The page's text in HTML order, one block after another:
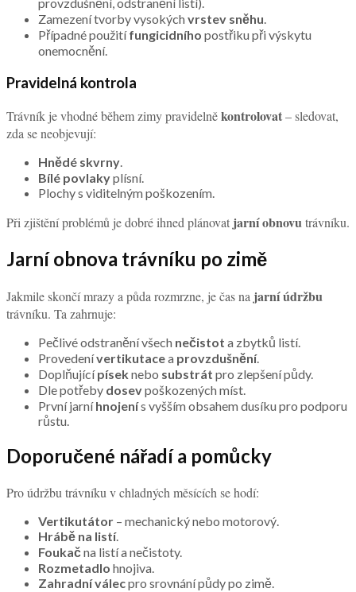
Zamezení tvorby vysokých vrstev sněhu.
Případné použitífungicidního postřiku při výskytu
onemocnění.
Pravidelná kontrola
Trávník je vhodné během zimy pravidelněkontrolovat– sledovat,
zda se neobjevují:
Hnědé skvrny
Bílé povlakyplísní.
Plochy s viditelným poškozením.
Při zjištění problémů je dobré ihned plánovat jarní obnovutrávníku.
Jarní obnova trávníku po zimě
Jakmile skončí mrazy a půda rozmrzne, je čas na jarní údržbu
trávníku. Ta zahrnuje:
Pečlivé odstranění všech nečistot a zbytků listí.
Provedenívertikutacea provzdušnění.
Doplňujícípísek nebo substrát pro zlepšení půdy.
Dle potřeby dosevpoškozených míst.
První jarníhnojenís vyšším obsahem dusíku pro podporu
růstu.
Doporučené nářadí a pomůcky
Pro údržbu trávníku v chladných měsících se hodí:
Vertikutátor – mechanický nebo motorový.
Hrábě na listí.
Foukačna listí a nečistoty.
Rozmetadlo hnojiva.
Zahradní válecpro srovnání půdy po zimě.